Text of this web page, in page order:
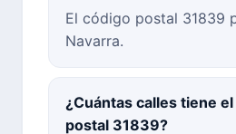
El código postal 31839
Navarra.
¿Cuántas calles tiene
postal 31839?